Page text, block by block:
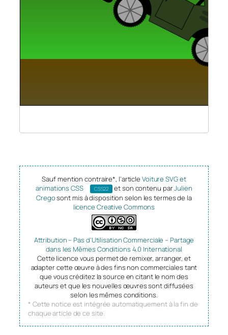
Sauf mention contraire*, l’article Voiture SVG et
animations CSS
CSS22 et son contenu parJulien
Cregosont mis à disposition selon les termes de la
licence Creative Commons
Attribution – Pas d’Utilisation Commerciale – Partage
dans les Mêmes Conditions 4.0 International
Cette licence vous permet de remixer, arranger, et
adapter cette œuvre à des fins non commerciales tant
que vous créditez la source en citant le nom des
auteurs et que les nouvelles œuvres sont diffusées
selon les mêmes conditions.
* Cette notice est intégrée automatiquement à la fin de
chaque article de ce site.